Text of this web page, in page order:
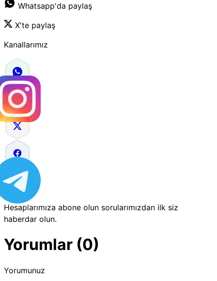
Whatsapp'da paylaş
X'te paylaş
Kanallarımız
Hesaplarımıza abone olun sorularımızdan ilk siz
haberdar olun.
Yorumlar (0)
Yorumunuz